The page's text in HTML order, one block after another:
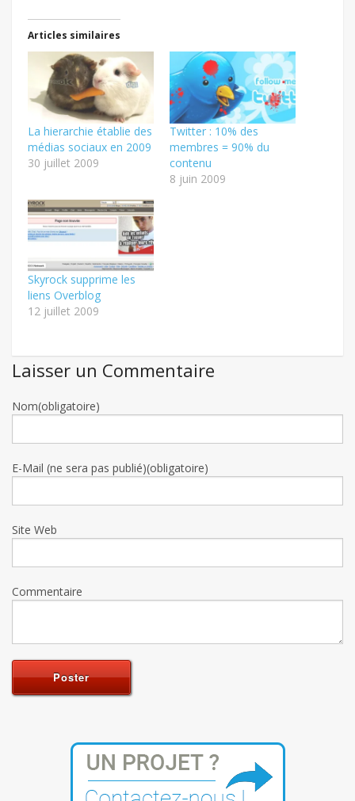
dans
nouvelle
fenêtre)
dans
une
nouvelle
fenêtre)nouvelle
fenêtre)
Articles similaires
La hierarchie établie des
médias sociaux en 2009
30 juillet 2009
Twitter : 10% des
membres = 90% du
contenu
8 juin 2009
Skyrock supprime les
liens Overblog
12 juillet 2009
Laisser un Commentaire
Nom(obligatoire)
E-Mail (ne sera pas publié)(obligatoire)
Site Web
Commentaire